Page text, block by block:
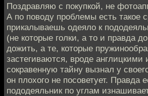
Поздравляю с покупкой, не
А по поводу проблемы есть такое
прикалываешь одеяло к
(не которые голки, а то и правда
дожить, а те, которые
застегиваются, вроде англицкими
сокравенную тайну вызнал у
он плохого не посоветует. Правда
пододеяльник по углам